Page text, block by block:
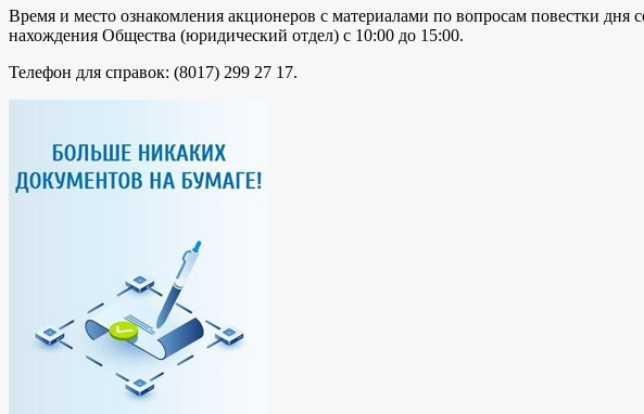
Время и место ознакомления акционеров с материалами по вопросам повестки дня
нахождения Общества (юридический отдел) с 10:00 до 15:00.
Телефон для справок: (8017) 299 27 17.